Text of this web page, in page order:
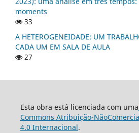
moments
33
A HETEROGENEIDADE: UM
CADA UM EM SALA DE AULA
27
Esta obra está licenciada com uma
Commons Atribuição-
4.0 Internacional.